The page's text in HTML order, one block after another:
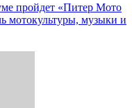
пройдет «Питер Мото
мотокультуры, музыки и